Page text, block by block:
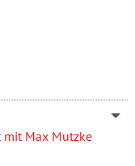
mit Max Mutzke